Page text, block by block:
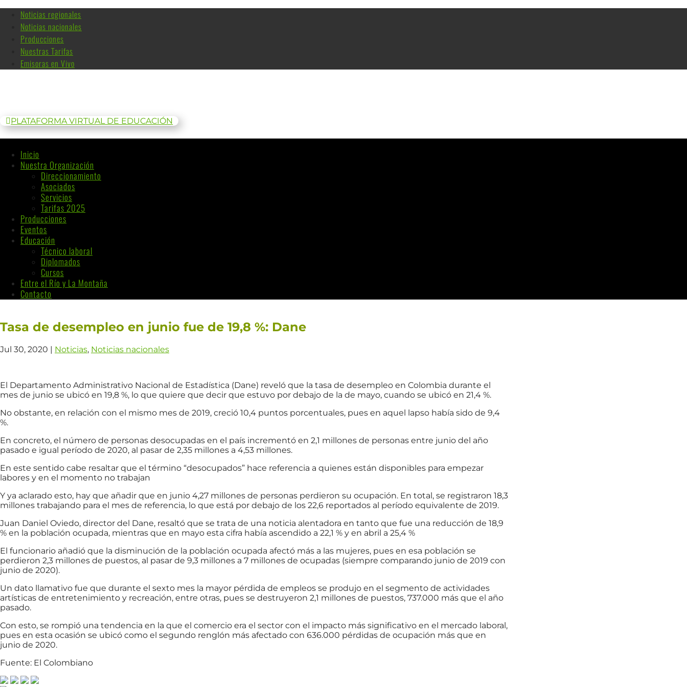
Noticias regionales
Noticias nacionales
Producciones
Nuestras Tarifas
Emisoras en Vivo
PLATAFORMA VIRTUAL DE EDUCACIÓN
Inicio
Nuestra Organización
Direccionamiento
Asociados
Servicios
Tarifas 2025
Producciones
Eventos
Educación
Técnico laboral
Diplomados
Cursos
Entre el Río y La Montaña
Contacto
Tasa de desempleo en junio fue de 19,8 %: Dane
Jul 30, 2020 | Noticias, Noticias nacionales
El Departamento Administrativo Nacional de Estadística (Dane) reveló que la tasa de desempleo en Colombia durante el
mes de junio se ubicó en 19,8 %, lo que quiere que decir que estuvo por debajo de la de mayo, cuando se ubicó en 21,4 %.
No obstante, en relación con el mismo mes de 2019, creció 10,4 puntos porcentuales, pues en aquel lapso había sido de 9,4
%.
En concreto, el número de personas desocupadas en el país incrementó en 2,1 millones de personas entre junio del año
pasado e igual período de 2020, al pasar de 2,35 millones a 4,53 millones.
En este sentido cabe resaltar que el término “desocupados” hace referencia a quienes están disponibles para empezar
labores y en el momento no trabajan
Y ya aclarado esto, hay que añadir que en junio 4,27 millones de personas perdieron su ocupación. En total, se registraron 18,3
millones trabajando para el mes de referencia, lo que está por debajo de los 22,6 reportados al período equivalente de 2019.
Juan Daniel Oviedo, director del Dane, resaltó que se trata de una noticia alentadora en tanto que fue una reducción de 18,9
% en la población ocupada, mientras que en mayo esta cifra había ascendido a 22,1 % y en abril a 25,4 %
El funcionario añadió que la disminución de la población ocupada afectó más a las mujeres, pues en esa población se
perdieron 2,3 millones de puestos, al pasar de 9,3 millones a 7 millones de ocupadas (siempre comparando junio de 2019 con
junio de 2020).
Un dato llamativo fue que durante el sexto mes la mayor pérdida de empleos se produjo en el segmento de actividades
artísticas de entretenimiento y recreación, entre otras, pues se destruyeron 2,1 millones de puestos, 737.000 más que el año
pasado.
Con esto, se rompió una tendencia en la que el comercio era el sector con el impacto más significativo en el mercado laboral,
pues en esta ocasión se ubicó como el segundo renglón más afectado con 636.000 pérdidas de ocupación más que en
junio de 2020.
Fuente: El Colombiano